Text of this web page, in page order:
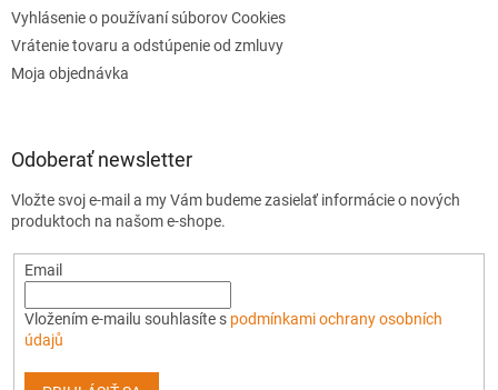
Vyhlásenie o používaní súborov Cookies
Vrátenie tovaru a odstúpenie od zmluvy
Moja objednávka
Odoberať newsletter
Vložte svoj e-mail a my Vám budeme zasielať informácie o nových
produktoch na našom e-shope.
Email
Vložením e-mailu souhlasíte s podmínkami ochrany osobních
údajů